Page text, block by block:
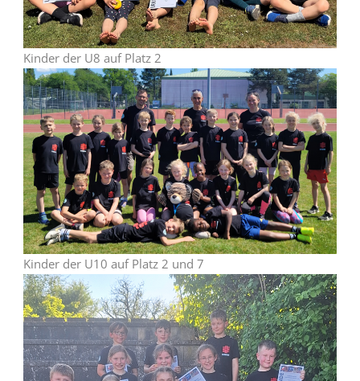
Kinder der U8 auf Platz 2
Kinder der U10 auf Platz 2 und 7